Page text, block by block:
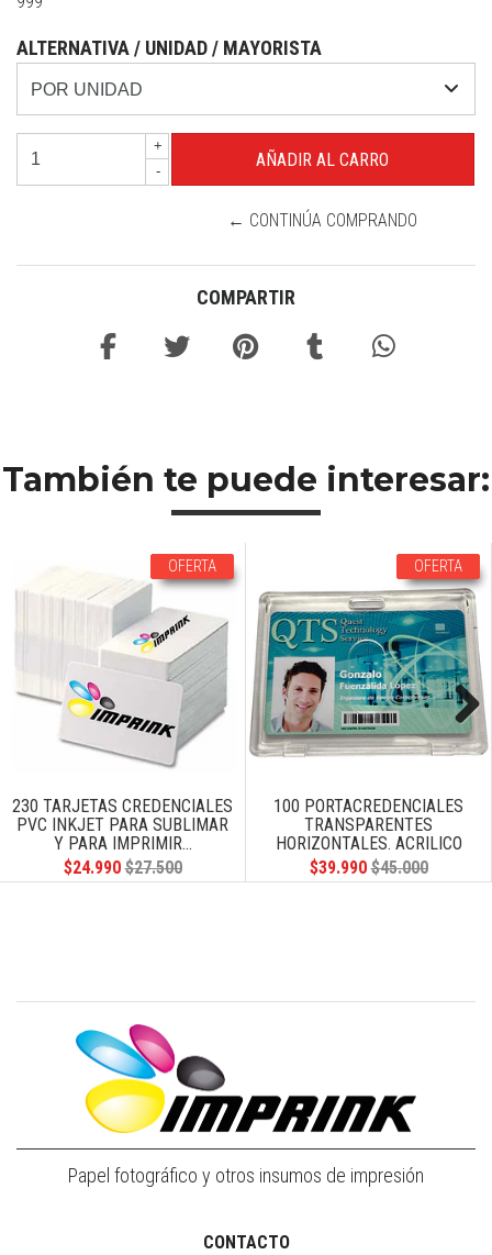
ALTERNATIVA / UNIDAD / MAYORISTA
+
-
← CONTINÚA COMPRANDO
COMPARTIR
También te puede interesar:
OFERTA
230 TARJETAS CREDENCIALES
PVC INKJET PARA SUBLIMAR
Y PARA IMPRIMIR...
$24.990 $27.500
OFERTA
100 PORTACREDENCIALES
TRANSPARENTES
HORIZONTALES. ACRILICO
DURO DE ALTA CALIDAD
$39.990 $45.000
Next
Papel fotográfico y otros insumos de impresión
CONTACTO